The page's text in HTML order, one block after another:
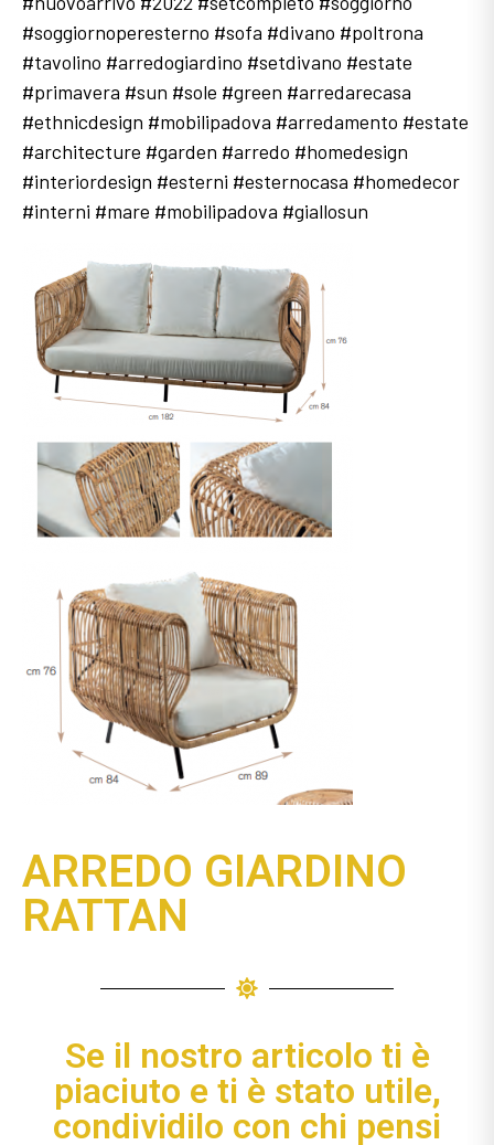
#soggiornoperesterno #sofa #divano #poltrona
#tavolino #arredogiardino #setdivano #estate
#primavera #sun #sole #green #arredarecasa
#ethnicdesign #mobilipadova #arredamento #estate
#architecture #garden #arredo #homedesign
#interiordesign #esterni #esternocasa #homedecor
#interni #mare #mobilipadova #giallosun
ARREDO GIARDINO
RATTAN
Se il nostro articolo ti è
piaciuto e ti è stato utile,
condividilo con chi pensi